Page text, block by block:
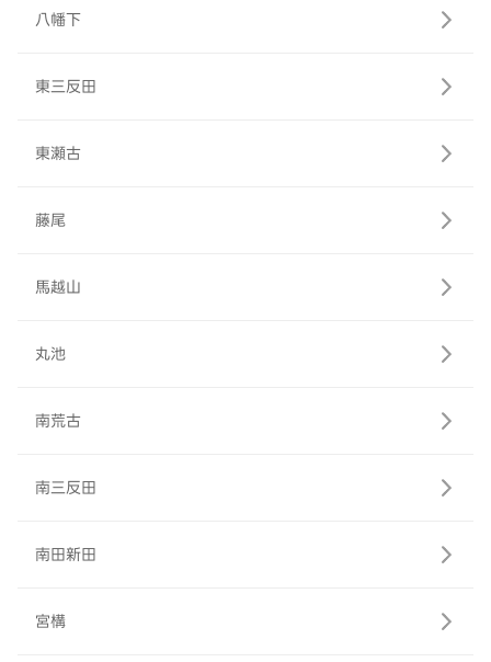
八幡下
東三反田
東瀬古
藤尾
馬越山
丸池
南荒古
南三反田
南田新田
宮構